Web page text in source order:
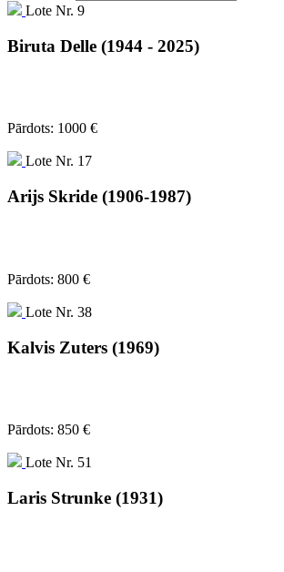
Lote Nr. 9
Biruta Delle (1944 - 2025)
Pārdots: 1000 €
Lote Nr. 17
Arijs Skride (1906-1987)
Pārdots: 800 €
Lote Nr. 38
Kalvis Zuters (1969)
Pārdots: 850 €
Lote Nr. 51
Laris Strunke (1931)